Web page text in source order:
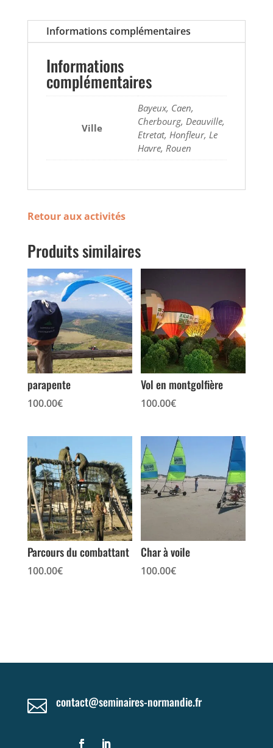
Informations complémentaires
Informations
complémentaires
Ville
Bayeux, Caen,
Cherbourg, Deauville,
Etretat, Honfleur, Le
Havre, Rouen
Retour aux activités
Produits similaires
parapente
100.00€
Vol en montgolfière
100.00€
Parcours du combattant
100.00€
Char à voile
100.00€
 contact@seminaires-normandie.fr